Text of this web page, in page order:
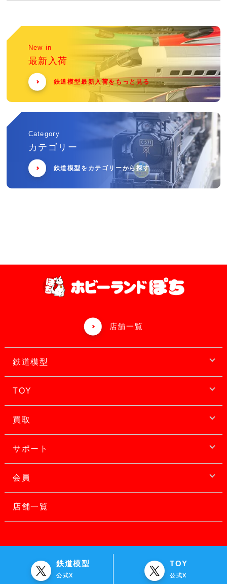
New in
最新入荷
鉄道模型最新入荷をもっと見る
Category
カテゴリー
鉄道模型をカテゴリーから探す
店舗一覧
鉄道模型
TOY
買取
サポート
会員
店舗一覧
鉄道模型
公式X
TOY
公式X